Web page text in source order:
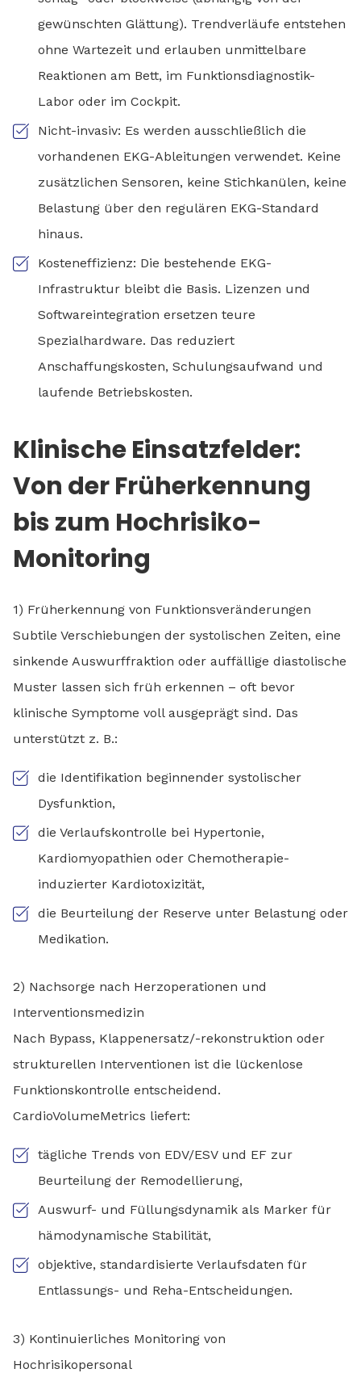
gewünschten Glättung). Trendverläufe entstehen
ohne Wartezeit und erlauben unmittelbare
Reaktionen am Bett, im Funktionsdiagnostik-
Labor oder im Cockpit.
Nicht-invasiv: Es werden ausschließlich die
vorhandenen EKG-Ableitungen verwendet. Keine
zusätzlichen Sensoren, keine Stichkanülen, keine
Belastung über den regulären EKG-Standard
hinaus.
Kosteneffizienz: Die bestehende EKG-
Infrastruktur bleibt die Basis. Lizenzen und
Softwareintegration ersetzen teure
Spezialhardware. Das reduziert
Anschaffungskosten, Schulungsaufwand und
laufende Betriebskosten.
Klinische Einsatzfelder:
Von der Früherkennung
bis zum Hochrisiko-
Monitoring
1) Früherkennung von Funktionsveränderungen
Subtile Verschiebungen der systolischen Zeiten, eine
sinkende Auswurffraktion oder auffällige diastolische
Muster lassen sich früh erkennen – oft bevor
klinische Symptome voll ausgeprägt sind. Das
unterstützt z. B.:
die Identifikation beginnender systolischer
Dysfunktion,
die Verlaufskontrolle bei Hypertonie,
Kardiomyopathien oder Chemotherapie-
induzierter Kardiotoxizität,
die Beurteilung der Reserve unter Belastung oder
Medikation.
2) Nachsorge nach Herzoperationen und
Interventionsmedizin
Nach Bypass, Klappenersatz/-rekonstruktion oder
strukturellen Interventionen ist die lückenlose
Funktionskontrolle entscheidend.
CardioVolumeMetrics liefert:
tägliche Trends von EDV/ESV und EF zur
Beurteilung der Remodellierung,
Auswurf- und Füllungsdynamik als Marker für
hämodynamische Stabilität,
objektive, standardisierte Verlaufsdaten für
Entlassungs- und Reha-Entscheidungen.
3) Kontinuierliches Monitoring von
Hochrisikopersonal